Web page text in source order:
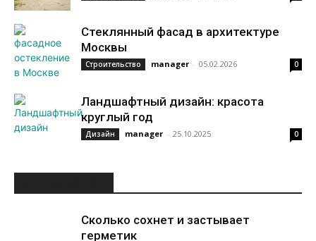
Стеклянный фасад в архитектуре
Москвы
Строительство manager - 05.02.2026 0
Ландшафтный дизайн: красота
круглый год
Дизайн manager - 25.10.2025 0
Сколько сохнет и застывает
герметик